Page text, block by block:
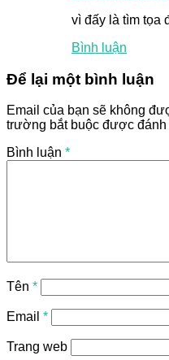
vì đấy là tìm tọa
Bình luận
Để lại một bình luận
Email của bạn sẽ không
trường bắt buộc được đánh
Bình luận *
Tên *
Email *
Trang web